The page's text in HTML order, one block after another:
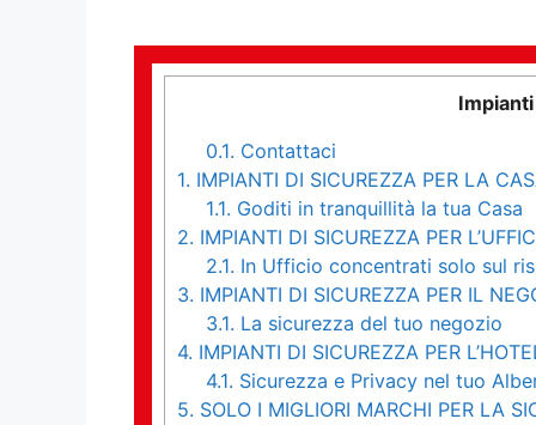
0.1. Contattaci
1. IMPIANTI DI SICUREZZA PER LA
1.1. Goditi in tranquillità la tua Casa
2. IMPIANTI DI SICUREZZA PER
2.1. In Ufficio concentrati solo sul
3. IMPIANTI DI SICUREZZA PER IL
3.1. La sicurezza del tuo negozio
4. IMPIANTI DI SICUREZZA PER
4.1. Sicurezza e Privacy nel tuo
5. SOLO I MIGLIORI MARCHI PER LA